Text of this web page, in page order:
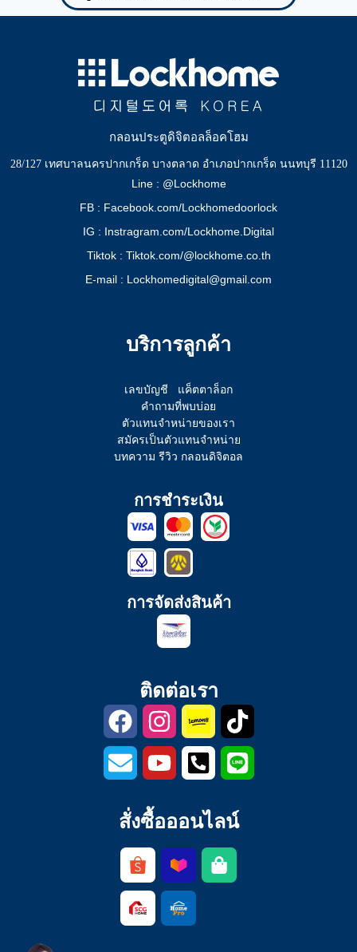
กลอนประตูดิจิตอลล็อคโฮม
28/127 เทศบาลนครปากเกร็ด บางตลาด อำเภอปากเกร็ด นนทบุรี 11120
Line : @Lockhome
FB : Facebook.com/Lockhomedoorlock
IG : Instragram.com/Lockhome.Digital
Tiktok : Tiktok.com/@lockhome.co.th
E-mail : Lockhomedigital@gmail.com
บริการลูกค้า
เลขบัญชี
แค็ตตาล็อก
คำถามที่พบบ่อย
ตัวแทนจำหน่ายของเรา
สมัครเป็นตัวแทนจำหน่าย
บทความ รีวิว กลอนดิจิตอล
การชำระเงิน
การจัดส่งสินค้า
ติดต่อเรา
สั่งซื้อออนไลน์